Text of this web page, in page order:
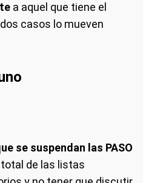
a aquel que tiene el
casos lo mueven
se suspendan las PASO
de las listas